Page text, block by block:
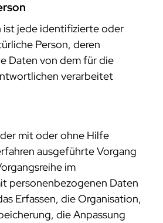
ist jede identifizierte oder
Person, deren
Daten von dem für die
verarbeitet
mit oder ohne Hilfe
ausgeführte Vorgang
im
personenbezogenen Daten
Erfassen, die Organisation,
die Anpassung